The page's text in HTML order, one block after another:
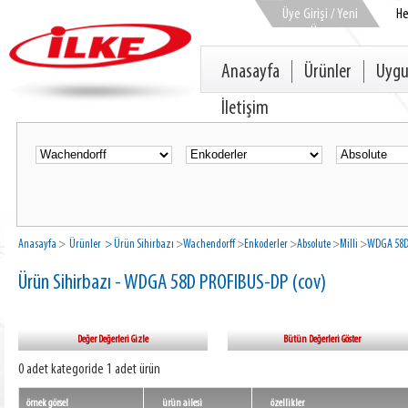
Üye Girişi / Yeni
Üye
Anasayfa Ürünler
İletişim
Anasayfa > Ürünler > Ürün Sihirbazı >Wachendorff>Enkoderler >Absolute >Milli >WDGA
Ürün Sihirbazı - WDGA 58D PROFIBUS-DP (cov)
Değer Değerleri Gizle Bütün Değerleri Göster
0 adet kategoride 1 adet ürün
örnek görsel ürün ailesi özellikler